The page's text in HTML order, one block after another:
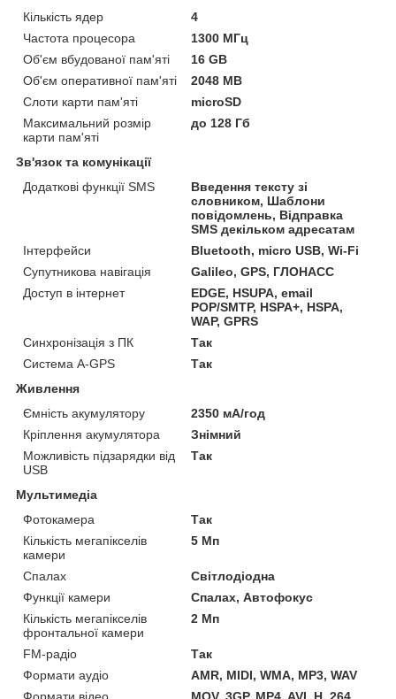
Кількість ядер
4
Частота процесора
1300 МГц
Об'єм вбудованої пам'яті
16 GB
Об'єм оперативної пам'яті
2048 MB
Слоти карти пам'яті
microSD
Максимальний розмір
карти пам'яті
до 128 Гб
Зв'язок та комунікації
Додаткові функції SMS
Введення тексту зі
словником, Шаблони
повідомлень, Відправка
SMS декільком адресатам
Інтерфейси
Bluetooth, micro USB, Wi-Fi
Супутникова навігація
Galileo, GPS, ГЛОНАСС
Доступ в інтернет
EDGE, HSUPA, email
POP/SMTP, HSPA+, HSPA,
WAP, GPRS
Синхронізація з ПК
Так
Система A-GPS
Так
Живлення
Ємність акумулятору
2350 мА/год
Кріплення акумулятора
Знімний
Можливість підзарядки від
USB
Так
Мультимедіа
Фотокамера
Так
Кількість мегапікселів
камери
5 Мп
Спалах
Світлодіодна
Функції камери
Спалах, Автофокус
Кількість мегапікселів
фронтальної камери
2 Мп
FM-радіо
Так
Формати аудіо
AMR, MIDI, WMA, MP3, WAV